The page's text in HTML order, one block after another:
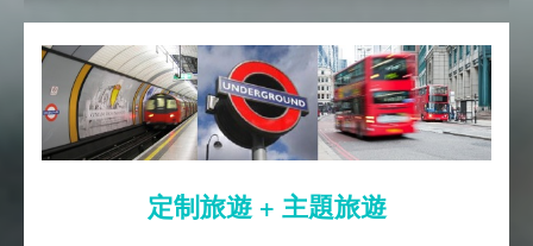
定制旅遊 + 主題旅遊